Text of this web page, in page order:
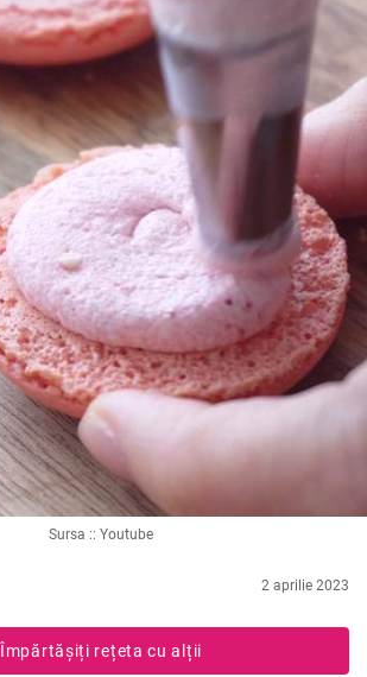
Sursa :: Youtube
2 aprilie 2023
Împărtășiți rețeta cu alții